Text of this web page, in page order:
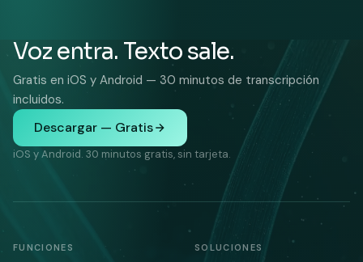
Voz entra. Texto sale.
Gratis en iOS y Android — 30 minutos de transcripción
incluidos.
Descargar — Gratis
iOS y Android. 30 minutos gratis, sin tarjeta.
FUNCIONES SOLUCIONES